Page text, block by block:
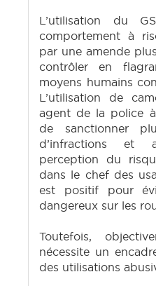
L’utilisation du
comportement à
par une amende
contrôler en
moyens humains
L’utilisation de
agent de la police
de sanctionner
d’infractions et
perception du
dans le chef des
est positif pour
dangereux sur les
Toutefois,
nécessite un
des utilisations